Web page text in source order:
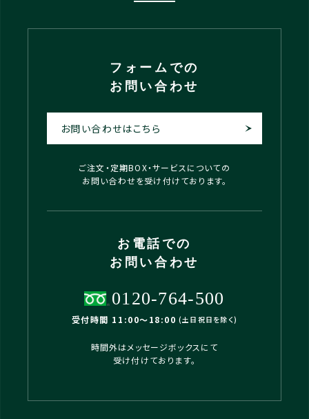
フォームでの
お問い合わせ
お問い合わせはこちら
ご注文・定期BOX・サービスについての
お問い合わせを受け付けております。
お電話での
お問い合わせ
0120-764-500
受付時間 11:00〜18:00 (土日祝日を除く)
時間外はメッセージボックスにて
受け付けております。